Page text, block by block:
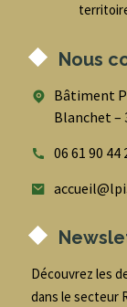
Nous
Bâtiment
Blanchet –
06 61 90 44
Découvrez les
dans le secteur